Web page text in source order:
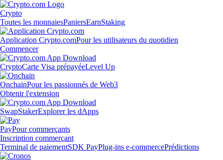
Crypto
Toutes les monnaiesPaniersEarnStaking
Application Crypto.comPour les utilisateurs du quotidien
Commencer
CryptoCarte Visa prépayéeLevel Up
OnchainPour les passionnés de Web3
Obtenir l'extension
SwapStakerExplorer les dApps
PayPour commerçants
Inscription commerçant
Terminal de paiementSDK PayPlug-ins e-commercePrédictions